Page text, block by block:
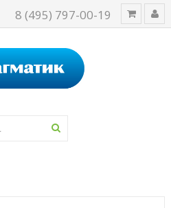
8 (495) 797-00-19